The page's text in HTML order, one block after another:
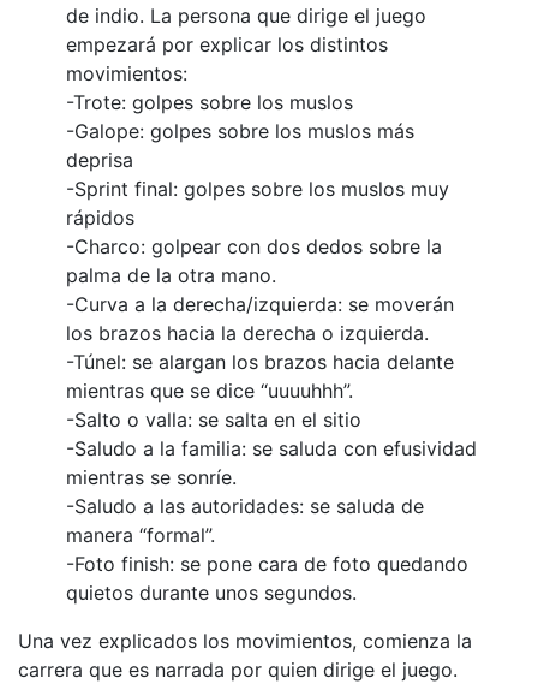
de indio. La persona que dirige el juego
empezará por explicar los distintos
movimientos:
-Trote: golpes sobre los muslos
-Galope: golpes sobre los muslos más
deprisa
-Sprint final: golpes sobre los muslos muy
rápidos
-Charco: golpear con dos dedos sobre la
palma de la otra mano.
-Curva a la derecha/izquierda: se moverán
los brazos hacia la derecha o izquierda.
-Túnel: se alargan los brazos hacia delante
mientras que se dice “uuuuhhh”.
-Salto o valla: se salta en el sitio
-Saludo a la familia: se saluda con efusividad
mientras se sonríe.
-Saludo a las autoridades: se saluda de
manera “formal”.
-Foto finish: se pone cara de foto quedando
quietos durante unos segundos.
Una vez explicados los movimientos, comienza la
carrera que es narrada por quien dirige el juego.